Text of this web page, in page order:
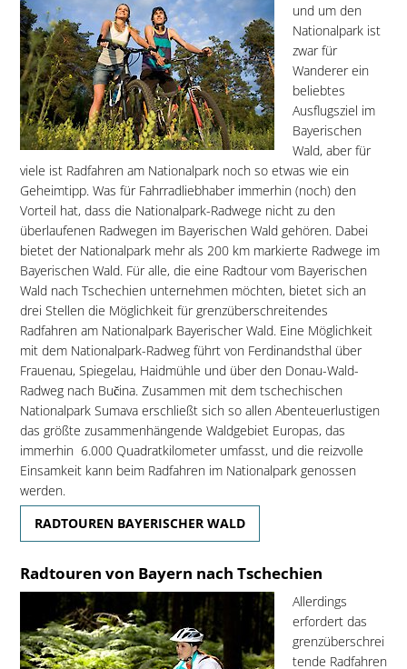
und um den
Nationalpark ist
zwar für
Wanderer ein
beliebtes
Ausflugsziel im
Bayerischen
Wald, aber für
viele ist Radfahren am Nationalpark noch so etwas wie ein
Geheimtipp. Was für Fahrradliebhaber immerhin (noch) den
Vorteil hat, dass die Nationalpark-Radwege nicht zu den
überlaufenen Radwegen im Bayerischen Wald gehören. Dabei
bietet der Nationalpark mehr als 200 km markierte Radwege im
Bayerischen Wald. Für alle, die eine Radtour vom Bayerischen
Wald nach Tschechien unternehmen möchten, bietet sich an
drei Stellen die Möglichkeit für grenzüberschreitendes
Radfahren am Nationalpark Bayerischer Wald. Eine Möglichkeit
mit dem Nationalpark-Radweg führt von Ferdinandsthal über
Frauenau, Spiegelau, Haidmühle und über den Donau-Wald-
Radweg nach Bučina. Zusammen mit dem tschechischen
Nationalpark Sumava erschließt sich so allen Abenteuerlustigen
das größte zusammenhängende Waldgebiet Europas, das
immerhin 6.000 Quadratkilometer umfasst, und die reizvolle
Einsamkeit kann beim Radfahren im Nationalpark genossen
werden.
RADTOUREN BAYERISCHER WALD
Radtouren von Bayern nach Tschechien
Allerdings
erfordert das
grenzüberschrei
tende Radfahren